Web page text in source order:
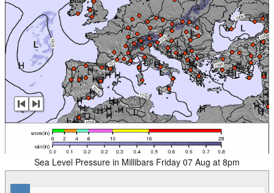
Sea Level Pressure in Millibars Friday 07 Aug at 8pm